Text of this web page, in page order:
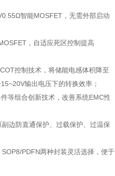
智能MOSFET，无需外部启动
，自适应死区控制提高
控制技术，将储能电感体积降至
15~20V输出电压下的转换效率；
等组合创新技术，改善系统EMC性
边防直通保护、过载保护、过温保
PDFN两种封装灵活选择，便于